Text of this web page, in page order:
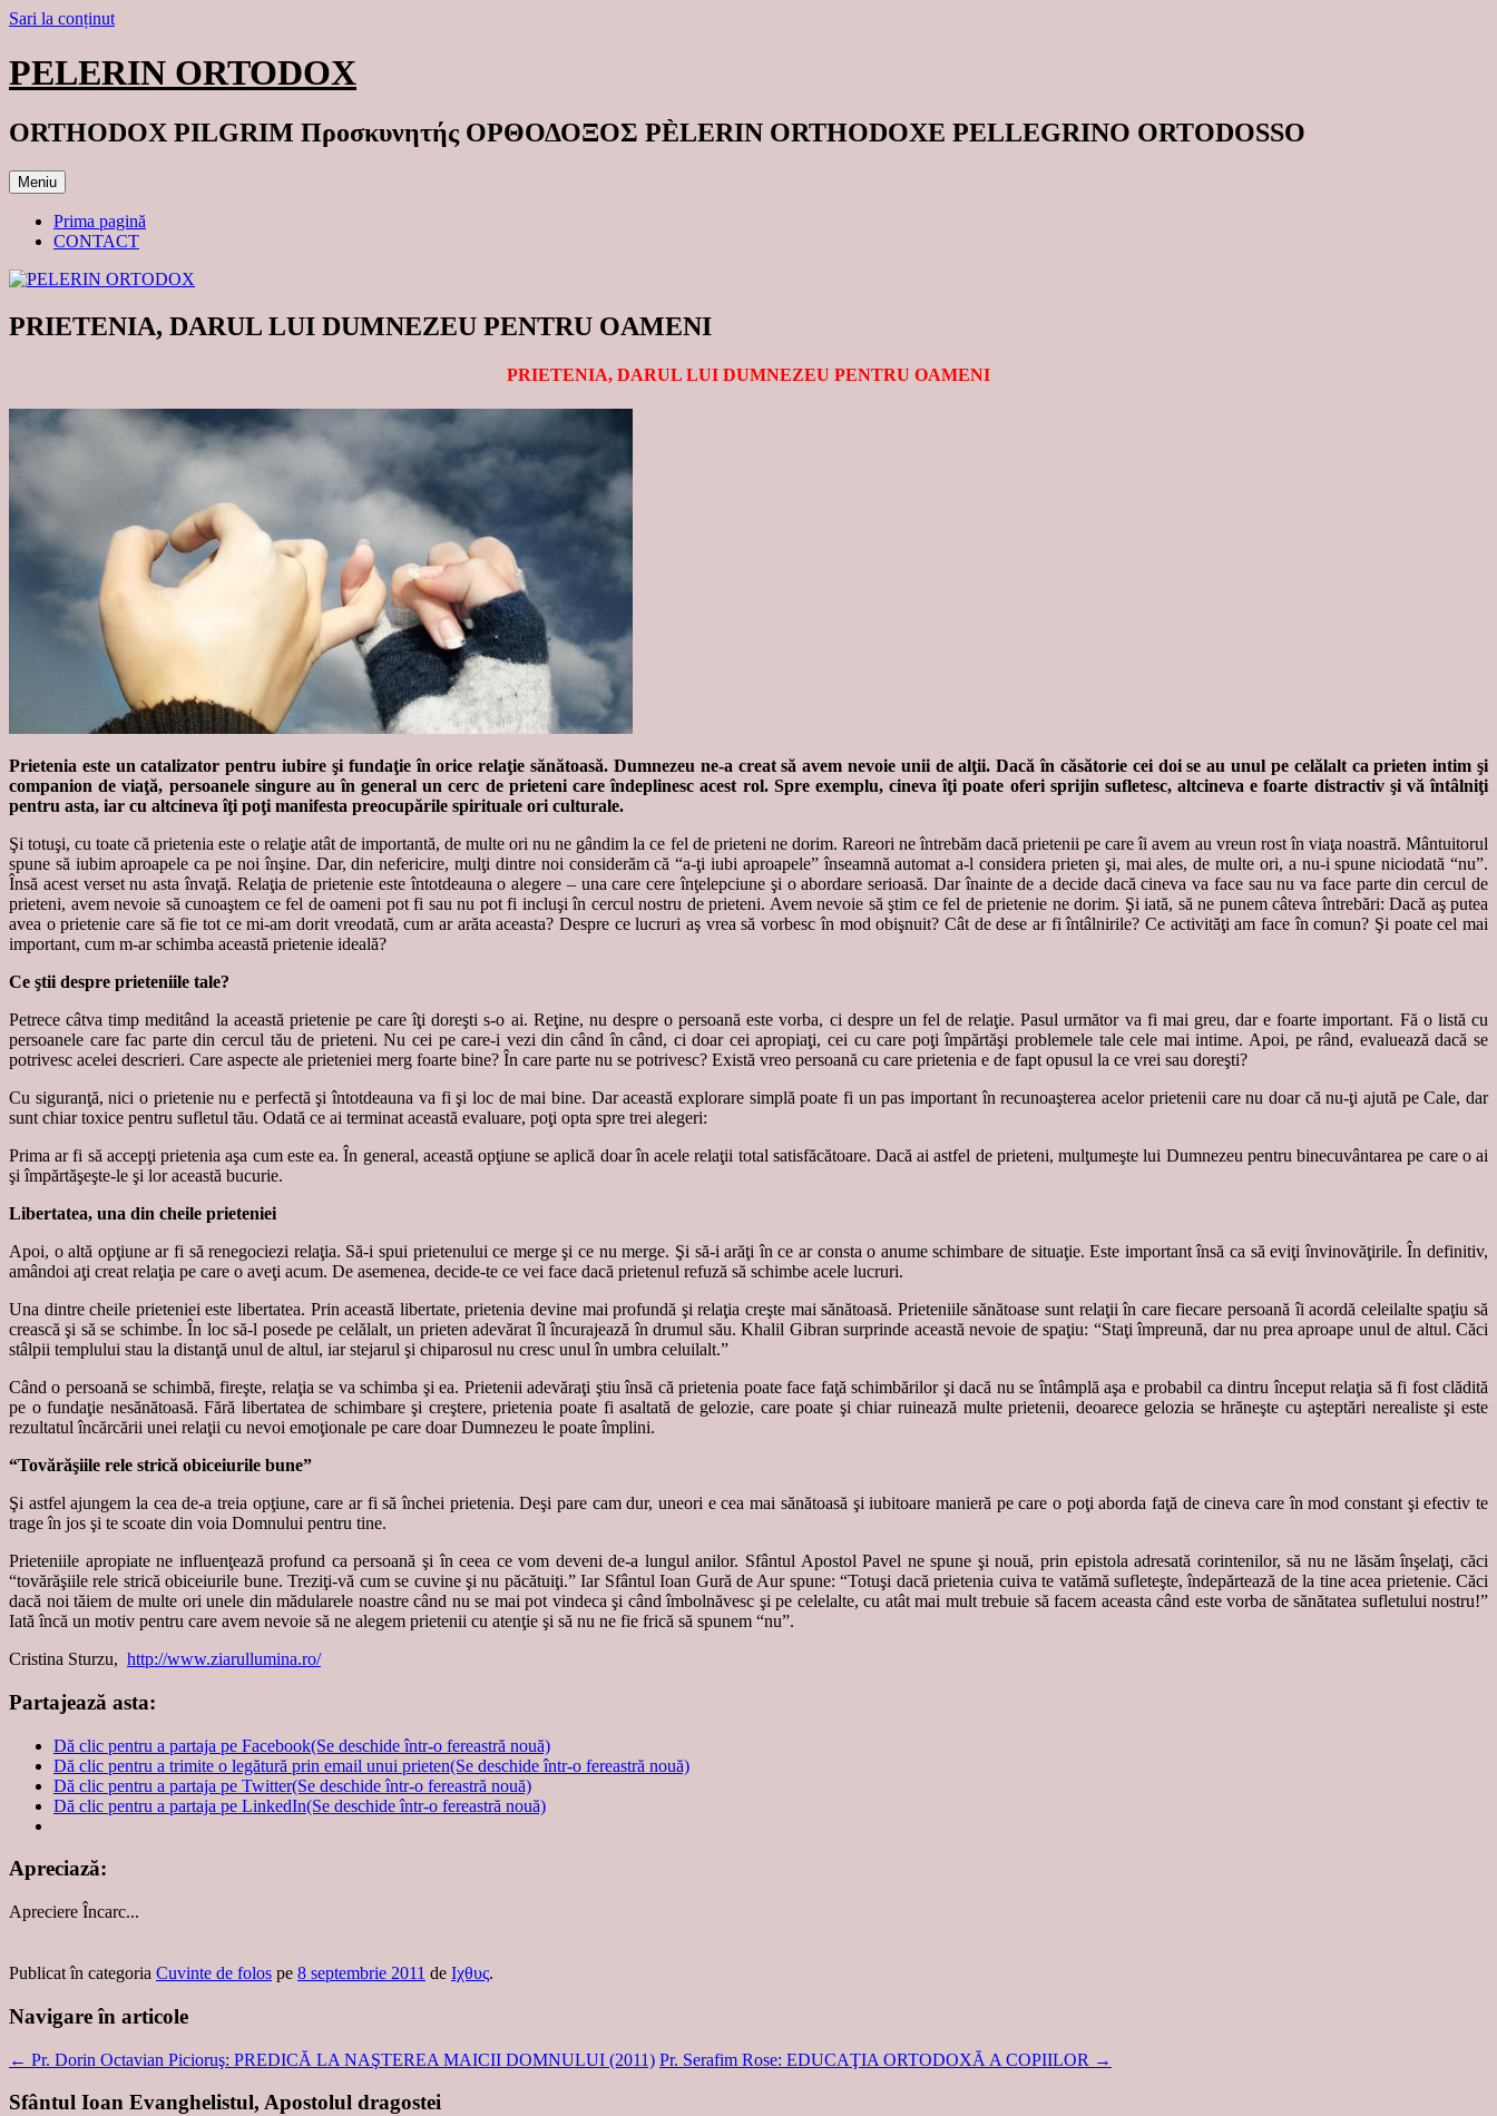
Sari la conținut
PELERIN ORTODOX
ORTHODOX PILGRIM Προσκυνητής ΟΡΘΟΔΟΞΟΣ PÈLERIN ORTHODOXE PELLEGRINO ORTODOSSO
Meniu
Prima pagină
CONTACT
PRIETENIA, DARUL LUI DUMNEZEU PENTRU OAMENI
PRIETENIA, DARUL LUI DUMNEZEU PENTRU OAMENI
Prietenia este un catalizator pentru iubire şi fundaţie în orice relaţie sănătoasă. Dumnezeu ne-a creat să avem nevoie unii de alţii. Dacă în căsătorie cei doi se au unul pe celălalt ca prieten intim şi
companion de viaţă, persoanele singure au în general un cerc de prieteni care îndeplinesc acest rol. Spre exemplu, cineva îţi poate oferi sprijin sufletesc, altcineva e foarte distractiv şi vă întâlniţi
pentru asta, iar cu altcineva îţi poţi manifesta preocupările spirituale ori culturale.
Şi totuşi, cu toate că prietenia este o relaţie atât de importantă, de multe ori nu ne gândim la ce fel de prieteni ne dorim. Rareori ne întrebăm dacă prietenii pe care îi avem au vreun rost în viaţa noastră. Mântuitorul
spune să iubim aproapele ca pe noi înşine. Dar, din nefericire, mulţi dintre noi considerăm că “a-ţi iubi aproapele” înseamnă automat a-l considera prieten şi, mai ales, de multe ori, a nu-i spune niciodată “nu”.
Însă acest verset nu asta învaţă. Relaţia de prietenie este întotdeauna o alegere – una care cere înţelepciune şi o abordare serioasă. Dar înainte de a decide dacă cineva va face sau nu va face parte din cercul de
prieteni, avem nevoie să cunoaştem ce fel de oameni pot fi sau nu pot fi incluşi în cercul nostru de prieteni. Avem nevoie să ştim ce fel de prietenie ne dorim. Şi iată, să ne punem câteva întrebări: Dacă aş putea
avea o prietenie care să fie tot ce mi-am dorit vreodată, cum ar arăta aceasta? Despre ce lucruri aş vrea să vorbesc în mod obişnuit? Cât de dese ar fi întâlnirile? Ce activităţi am face în comun? Şi poate cel mai
important, cum m-ar schimba această prietenie ideală?
Ce ştii despre prieteniile tale?
Petrece câtva timp meditând la această prietenie pe care îţi doreşti s-o ai. Reţine, nu despre o persoană este vorba, ci despre un fel de relaţie. Pasul următor va fi mai greu, dar e foarte important. Fă o listă cu
persoanele care fac parte din cercul tău de prieteni. Nu cei pe care-i vezi din când în când, ci doar cei apropiaţi, cei cu care poţi împărtăşi problemele tale cele mai intime. Apoi, pe rând, evaluează dacă se
potrivesc acelei descrieri. Care aspecte ale prieteniei merg foarte bine? În care parte nu se potrivesc? Există vreo persoană cu care prietenia e de fapt opusul la ce vrei sau doreşti?
Cu siguranţă, nici o prietenie nu e perfectă şi întotdeauna va fi şi loc de mai bine. Dar această explorare simplă poate fi un pas important în recunoaşterea acelor prietenii care nu doar că nu-ţi ajută pe Cale, dar
sunt chiar toxice pentru sufletul tău. Odată ce ai terminat această evaluare, poţi opta spre trei alegeri:
Prima ar fi să accepţi prietenia aşa cum este ea. În general, această opţiune se aplică doar în acele relaţii total satisfăcătoare. Dacă ai astfel de prieteni, mulţumeşte lui Dumnezeu pentru binecuvântarea pe care o ai
şi împărtăşeşte-le şi lor această bucurie.
Libertatea, una din cheile prieteniei
Apoi, o altă opţiune ar fi să renegociezi relaţia. Să-i spui prietenului ce merge şi ce nu merge. Şi să-i arăţi în ce ar consta o anume schimbare de situaţie. Este important însă ca să eviţi învinovăţirile. În definitiv,
amândoi aţi creat relaţia pe care o aveţi acum. De asemenea, decide-te ce vei face dacă prietenul refuză să schimbe acele lucruri.
Una dintre cheile prieteniei este libertatea. Prin această libertate, prietenia devine mai profundă şi relaţia creşte mai sănătoasă. Prieteniile sănătoase sunt relaţii în care fiecare persoană îi acordă celeilalte spaţiu să
crească şi să se schimbe. În loc să-l posede pe celălalt, un prieten adevărat îl încurajează în drumul său. Khalil Gibran surprinde această nevoie de spaţiu: “Staţi împreună, dar nu prea aproape unul de altul. Căci
stâlpii templului stau la distanţă unul de altul, iar stejarul şi chiparosul nu cresc unul în umbra celuilalt.”
Când o persoană se schimbă, fireşte, relaţia se va schimba şi ea. Prietenii adevăraţi ştiu însă că prietenia poate face faţă schimbărilor şi dacă nu se întâmplă aşa e probabil ca dintru început relaţia să fi fost clădită
pe o fundaţie nesănătoasă. Fără libertatea de schimbare şi creştere, prietenia poate fi asaltată de gelozie, care poate şi chiar ruinează multe prietenii, deoarece gelozia se hrăneşte cu aşteptări nerealiste şi este
rezultatul încărcării unei relaţii cu nevoi emoţionale pe care doar Dumnezeu le poate împlini.
“Tovărăşiile rele strică obiceiurile bune”
Şi astfel ajungem la cea de-a treia opţiune, care ar fi să închei prietenia. Deşi pare cam dur, uneori e cea mai sănătoasă şi iubitoare manieră pe care o poţi aborda faţă de cineva care în mod constant şi efectiv te
trage în jos şi te scoate din voia Domnului pentru tine.
Prieteniile apropiate ne influenţează profund ca persoană şi în ceea ce vom deveni de-a lungul anilor. Sfântul Apostol Pavel ne spune şi nouă, prin epistola adresată corintenilor, să nu ne lăsăm înşelaţi, căci
“tovărăşiile rele strică obiceiurile bune. Treziţi-vă cum se cuvine şi nu păcătuiţi.” Iar Sfântul Ioan Gură de Aur spune: “Totuşi dacă prietenia cuiva te vatămă sufleteşte, îndepărtează de la tine acea prietenie. Căci
dacă noi tăiem de multe ori unele din mădularele noastre când nu se mai pot vindeca şi când îmbolnăvesc şi pe celelalte, cu atât mai mult trebuie să facem aceasta când este vorba de sănătatea sufletului nostru!”
Iată încă un motiv pentru care avem nevoie să ne alegem prietenii cu atenţie şi să nu ne fie frică să spunem “nu”.
Cristina Sturzu, http://www.ziarullumina.ro/
Partajează asta:
Dă clic pentru a partaja pe Facebook(Se deschide într-o fereastră nouă)
Dă clic pentru a trimite o legătură prin email unui prieten(Se deschide într-o fereastră nouă)
Dă clic pentru a partaja pe Twitter(Se deschide într-o fereastră nouă)
Dă clic pentru a partaja pe LinkedIn(Se deschide într-o fereastră nouă)
Apreciază:
Apreciere Încarc...
Publicat în categoria Cuvinte de folos pe 8 septembrie 2011 de Ιχθυς.
Navigare în articole
← Pr. Dorin Octavian Picioruş: PREDICĂ LA NAŞTEREA MAICII DOMNULUI (2011) Pr. Serafim Rose: EDUCAŢIA ORTODOXĂ A COPIILOR →
Sfântul Ioan Evanghelistul, Apostolul dragostei